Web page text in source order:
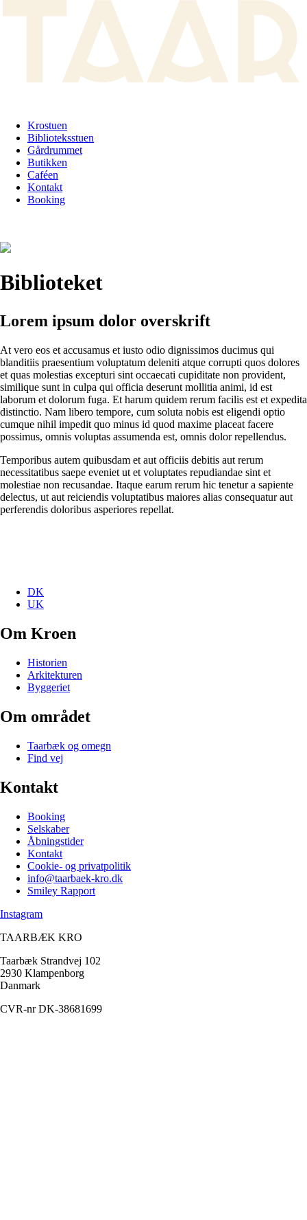
Krostuen
Biblioteksstuen
Gårdrummet
Butikken
Caféen
Kontakt
Booking
Biblioteket
Lorem ipsum dolor overskrift
At vero eos et accusamus et iusto odio dignissimos ducimus qui
blanditiis praesentium voluptatum deleniti atque corrupti quos dolores
et quas molestias excepturi sint occaecati cupiditate non provident,
similique sunt in culpa qui officia deserunt mollitia animi, id est
laborum et dolorum fuga. Et harum quidem rerum facilis est et expedita
distinctio. Nam libero tempore, cum soluta nobis est eligendi optio
cumque nihil impedit quo minus id quod maxime placeat facere
possimus, omnis voluptas assumenda est, omnis dolor repellendus.
Temporibus autem quibusdam et aut officiis debitis aut rerum
necessitatibus saepe eveniet ut et voluptates repudiandae sint et
molestiae non recusandae. Itaque earum rerum hic tenetur a sapiente
delectus, ut aut reiciendis voluptatibus maiores alias consequatur aut
perferendis doloribus asperiores repellat.
DK
UK
Om Kroen
Historien
Arkitekturen
Byggeriet
Om området
Taarbæk og omegn
Find vej
Kontakt
Booking
Selskaber
Åbningstider
Kontakt
Cookie- og privatpolitik
info@taarbaek-kro.dk
Smiley Rapport
Instagram
TAARBÆK KRO
Taarbæk Strandvej 102
2930 Klampenborg
Danmark
CVR-nr DK-38681699